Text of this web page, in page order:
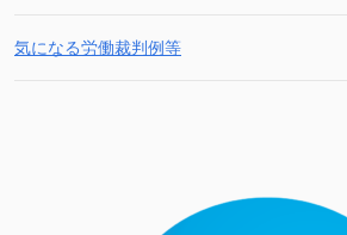
気になる労働裁判例等